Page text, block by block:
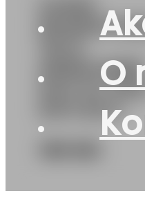
O
WINGUARD
SUV XL
DOT:23 K